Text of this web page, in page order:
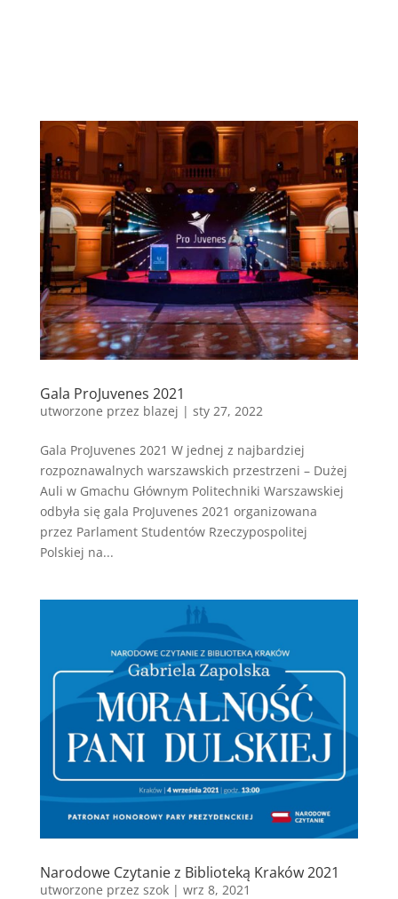
Gala ProJuvenes 2021
utworzone przez blazej | sty 27, 2022
Gala ProJuvenes 2021 W jednej z najbardziej
rozpoznawalnych warszawskich przestrzeni – Dużej
Auli w Gmachu Głównym Politechniki Warszawskiej
odbyła się gala ProJuvenes 2021 organizowana
przez Parlament Studentów Rzeczypospolitej
Polskiej na...
Narodowe Czytanie z Biblioteką Kraków 2021
utworzone przez szok| wrz 8, 2021